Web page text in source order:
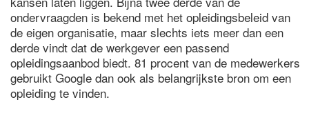
ondervraagden is bekend met het opleidingsbeleid van
de eigen organisatie, maar slechts iets meer dan een
derde vindt dat de werkgever een passend
opleidingsaanbod biedt. 81 procent van de medewerkers
gebruikt Google dan ook als belangrijkste bron om een
opleiding te vinden.